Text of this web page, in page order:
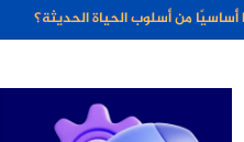
مستقبل التسويق الرقمي؟